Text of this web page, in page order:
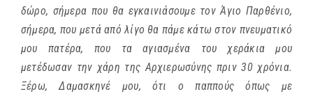
δώρο, σήμερα που θα εγκαινιάσουμε τον Άγιο Παρθένιο,
σήμερα, που μετά από λίγο θα πάμε κάτω στον πνευματικό
μου πατέρα, που τα αγιασμένα του χεράκια μου
μετέδωσαν την χάρη της Αρχιερωσύνης πριν 30 χρόνια.
Ξέρω, Δαμασκηνέ μου, ότι ο παππούς όπως με